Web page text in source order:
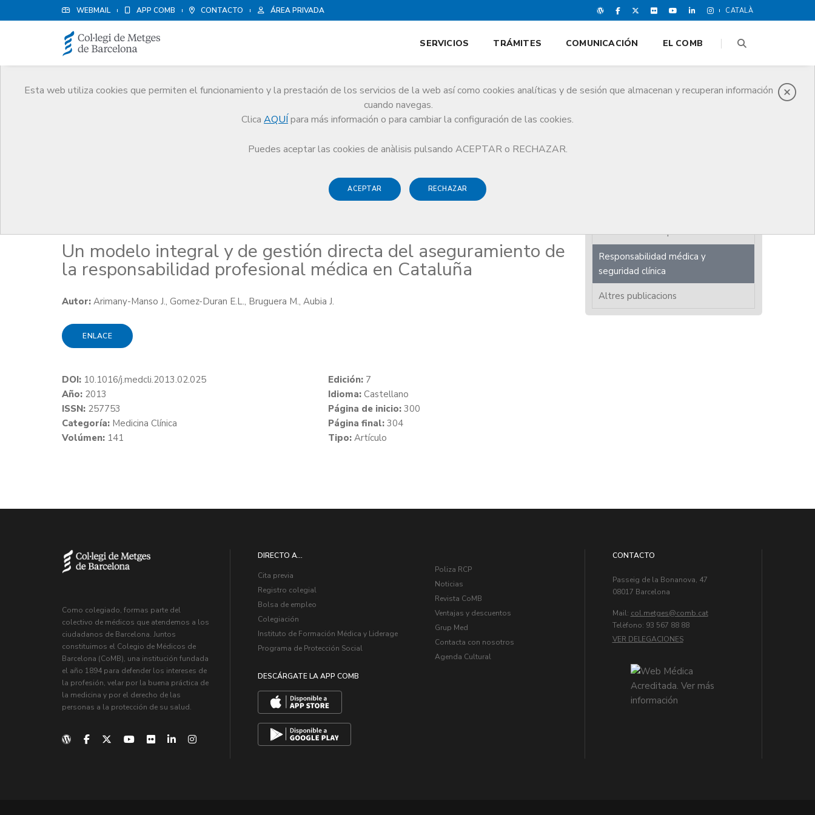
WEBMAIL APP COMB CONTACTO ÁREA PRIVADA CATALÀ
Esta web utiliza cookies que permiten el funcionamiento y la prestación de los servicios de la web así como cookies analíticas y de sesión que almacenan y recuperan información
cuando navegas.
Clica AQUÍ para más información o para cambiar la configuración de las cookies.
Puedes aceptar las cookies de anàlisis pulsando ACEPTAR o RECHAZAR.
ACEPTAR RECHAZAR
SERVICIOS TRÁMITES COMUNICACIÓN EL COMB
Un modelo integral y de gestión directa del aseguramiento de la responsabilidad profesional médica en Cataluña
Un modelo integral y de gestión directa del aseguramiento de
la responsabilidad profesional médica en Cataluña
Autor: Arimany-Manso J., Gomez-Duran E.L., Bruguera M., Aubia J.
ENLACE
DOI: 10.1016/j.medcli.2013.02.025
Año: 2013
ISSN: 257753
Categoría: Medicina Clínica
Volúmen: 141
Edición:7
Idioma:Castellano
Página de inicio:300
Página final:304
Tipo:Artículo
Estudis sobre la profesión
Responsabilidad médica y
seguridad clínica
Altres publicacions
Como colegiado, formas parte del
colectivo de médicos que atendemos a los
ciudadanos de Barcelona. Juntos
constituimos el Colegio de Médicos de
Barcelona (CoMB), una institución fundada
el año 1894 para defender los intereses de
la profesión, velar por la buena práctica de
la medicina y por el derecho de las
personas a la protección de su salud.
DIRECTO A...
Cita previa
Registro colegial
Bolsa de empleo
Colegiación
Instituto de Formación Médica y Liderage
Programa de Protección Social
DESCÁRGATE LA APP COMB
Poliza RCP
Noticias
Revista CoMB
Ventajas y descuentos
Grup Med
Contacta con nosotros
Agenda Cultural
CONTACTO
Passeig de la Bonanova, 47
08017 Barcelona
Mail: col.metges
Telèfono: 93 567 88 88
VER DELEGACIONES